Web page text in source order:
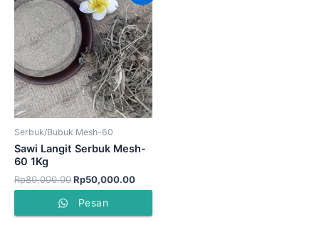
Serbuk/Bubuk Mesh-60
Sawi Langit Serbuk Mesh-
60 1Kg
Rp80,000.00
adalah:
Rp80,000.00.
Rp50,000.00
ini
adalah:
Rp50,000.00.
Pesan